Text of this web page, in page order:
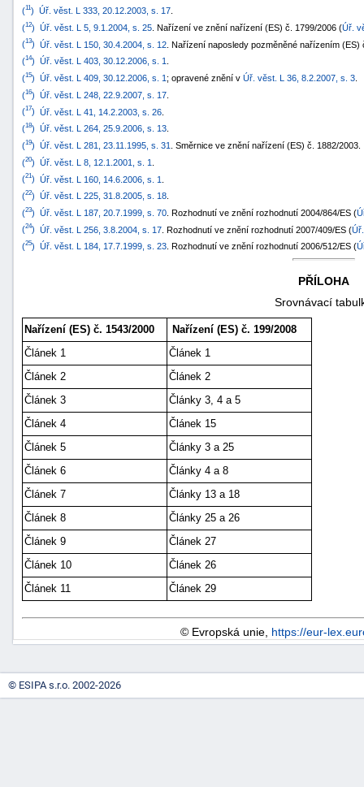
(11) Úř. věst. L 333, 20.12.2003, s. 17
(12) Úř. věst. L 5, 9.1.2004, s. 25 . Nařízení ve znění nařízení (ES) č. 1799/2006 (Úř.
(13) Úř. věst. L 150, 30.4.2004, s. 12 . Nařízení naposledy pozměněné nařízením (ES)
(14) Úř. věst. L 403, 30.12.2006, s. 1
(15) Úř. věst. L 409, 30.12.2006, s. 1 ; opravené znění v Úř. věst. L 36, 8.2.2007, s. 3
(16) Úř. věst. L 248, 22.9.2007, s. 17
(17) Úř. věst. L 41, 14.2.2003, s. 26
(18) Úř. věst. L 264, 25.9.2006, s. 13
(19) Úř. věst. L 281, 23.11.1995, s. 31
. Směrnice ve znění nařízení (ES) č. 1882/2003.
(20) Úř. věst. L 8, 12.1.2001, s. 1
(21) Úř. věst. L 160, 14.6.2006, s. 1
(22) Úř. věst. L 225, 31.8.2005, s. 18
(23) Úř. věst. L 187, 20.7.1999, s. 70 . Rozhodnutí ve znění rozhodnutí 2004/864/ES (
(24) Úř. věst. L 256, 3.8.2004, s. 17 . Rozhodnutí ve znění rozhodnutí 2007/409/ES (
(25) Úř. věst. L 184, 17.7.1999, s. 23 . Rozhodnutí ve znění rozhodnutí 2006/512/ES (
PŘÍLOHA
Srovnávací
Nařízení (ES) č. 1543/2000 Nařízení (ES) č. 199/2008
Článek 1 Článek 1
Článek 2 Článek 2
Článek 3 Články 3, 4 a 5
Článek 4 Článek 15
Článek 5 Články 3 a 25
Článek 6 Články 4 a 8
Článek 7 Články 13 a 18
Článek 8 Články 25 a 26
Článek 9 Článek 27
Článek 10 Článek 26
Článek 11 Článek 29
© Evropská unie, https://eur-
© ESIPA s.r.o. 2002-2026